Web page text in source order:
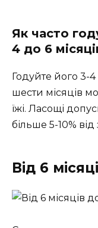
Як часто
4 до 6
Годуйте його 3-
шести місяців
їжі. Ласощі
більше 5-10% від
Від 6